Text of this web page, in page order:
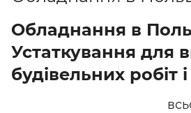
Обладнання в
Устаткування для
будівельних робіт